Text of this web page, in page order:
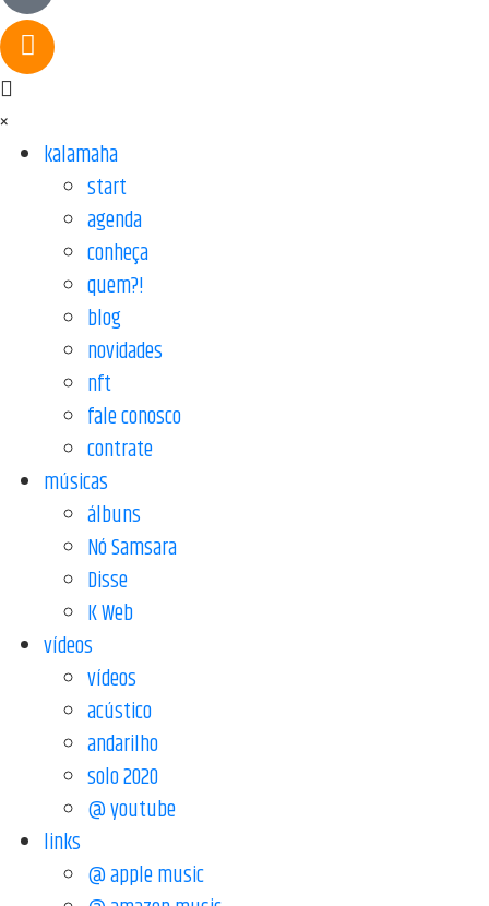
×
kalamaha
start
agenda
conheça
quem?!
blog
novidades
nft
fale conosco
contrate
músicas
álbuns
Nó Samsara
Disse
K Web
vídeos
vídeos
acústico
andarilho
solo 2020
@ youtube
links
@ apple music